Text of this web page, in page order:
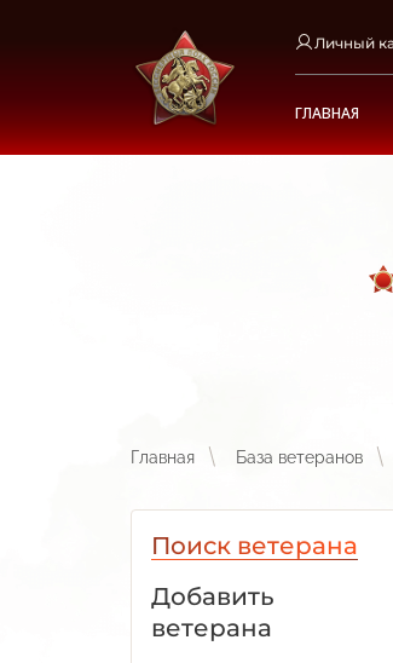
Личный
ГЛАВНАЯ
Главная База ветеранов
Поиск ветерана
Добавить
ветерана